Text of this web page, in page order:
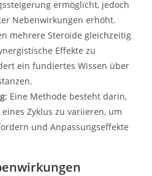
ermöglicht, jedoch
Nebenwirkungen erhöht.
mehrere Steroide gleichzeitig
Effekte zu
ein fundiertes Wissen über
Eine Methode besteht darin,
Zyklus zu variieren, um
und Anpassungseffekte